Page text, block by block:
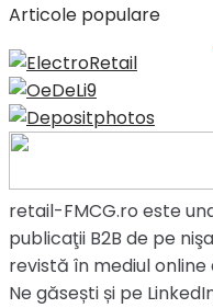
Articole populare
retail-FMCG.ro este
publicaţii B2B de pe
revistă în mediul online
Ne găsești și pe